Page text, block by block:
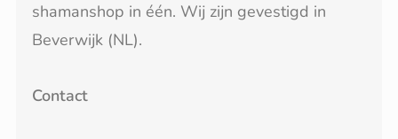
shamanshop in één. Wij zijn gevestigd in
Beverwijk (NL).
Contact